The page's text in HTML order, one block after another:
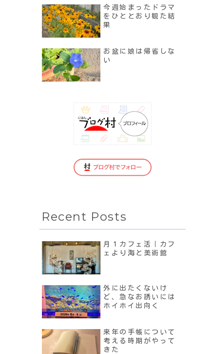
今週始まったドラマ
をひととおり観た結
果
お盆に娘は帰省しな
い
Recent Posts
月１カフェ活｜カフ
ェより海と美術館
外に出たくないけ
ど、急なお誘いには
ホイホイ出向く
来年の手帳について
考える時期がやって
きた